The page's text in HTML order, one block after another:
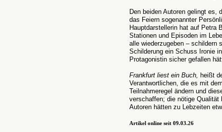
Den beiden Autoren gelingt es,
das Feiern sogenannter
Hauptdarstellerin hat auf Petra
Stationen und Episoden im
alle wiederzugeben – schildern
Schilderung ein Schuss Ironie
Protagonistin sicher gefallen
Frankfurt liest ein Buch, heißt
Verantwortlichen, die es mit
Teilnahmeregel ändern und
verschaffen; die nötige
Autoren hätten zu Lebzeiten
Artikel online seit 09.03.26